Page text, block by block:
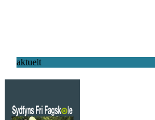
aktuelt